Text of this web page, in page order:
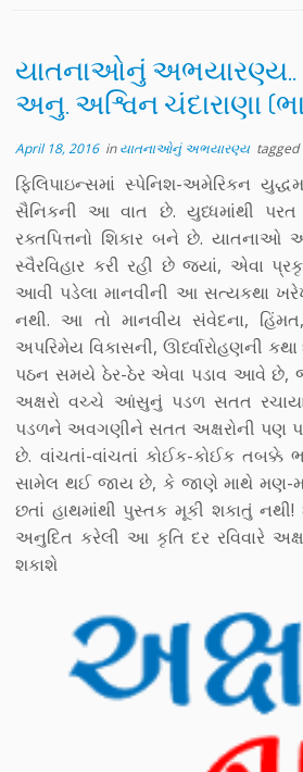
યાતનાઓનું અભયારણ્ય..
અનુ. અશ્વિન ચંદારાણા
April 18, 2016inયાતનાઓનું અભયારણ્ય tagged
ફિલિપાઇન્સમાં સ્પેનિશ-અમેરિકન
સૈનિકની આ વાત છે. યુધ્ધમાંથી પરત
રક્તપિત્તનો શિકાર બને છે. યાતનાઓ
સ્વૈરવિહાર કરી રહી છે જ્યાં, એવા
આવી પડેલા માનવીની આ સત્યકથા
નથી. આ તો માનવીય સંવેદના,
અપરિમેય વિકાસની, ઊર્ધ્વારોહણની
પઠન સમયે ઠેર-ઠેર એવા પડાવ આવે
અક્ષરો વચ્ચે આંસુનું પડળ સતત
પડળને અવગણીને સતત અક્ષરોની પણ
છે. વાંચતાં-વાંચતાં કોઈક-કોઈક તબક્કે
સામેલ થઈ જાય છે, કે જાણે માથે મણ-
છતાં હાથમાંથી પુસ્તક મૂકી શકાતું નથી!
અનુદિત કરેલી આ કૃતિ દર રવિવારે
શકાશે